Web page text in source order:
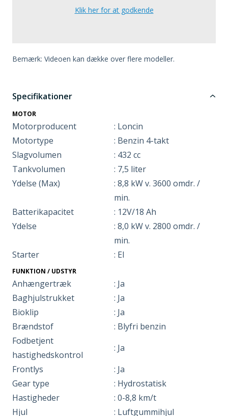
Klik her for at godkende
Bemærk: Videoen kan dække over flere modeller.
Specifikationer
MOTOR
Motorproducent
: Loncin
Motortype
: Benzin 4-takt
Slagvolumen
: 432 cc
Tankvolumen
: 7,5 liter
Ydelse (Max)
: 8,8 kW v. 3600 omdr. /
min.
Batterikapacitet
: 12V/18 Ah
Ydelse
: 8,0 kW v. 2800 omdr. /
min.
Starter
: El
FUNKTION / UDSTYR
Anhængertræk
: Ja
Baghjulstrukket
: Ja
Bioklip
: Ja
Brændstof
: Blyfri benzin
Fodbetjent
hastighedskontrol
: Ja
Frontlys
: Ja
Gear type
: Hydrostatisk
Hastigheder
: 0-8,8 km/t
Hjul
: Luftgummihjul